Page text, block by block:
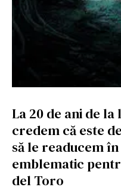
La 20 de ani de
credem că este
să le readucem
emblematic
del Toro